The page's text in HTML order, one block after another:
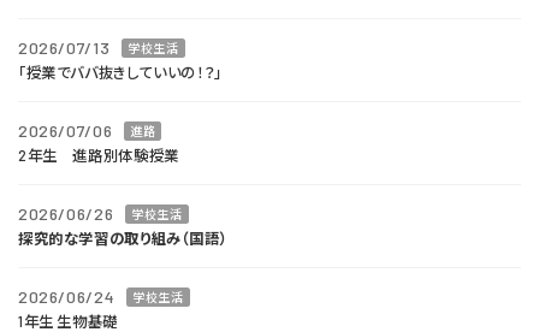
2026/07/13 学校生活
「授業でババ抜きしていいの！？」
2026/07/06 進路
2年生 進路別体験授業
2026/06/26 学校生活
探究的な学習の取り組み（国語）
2026/06/24 学校生活
1年生 生物基礎